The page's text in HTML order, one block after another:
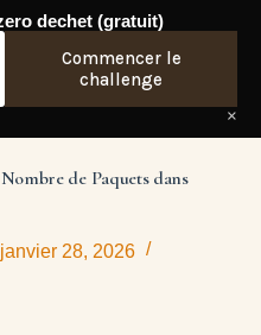
de Paquets dans
janvier 28, 2026
dechet (gratuit)
Commencer le
challenge
×